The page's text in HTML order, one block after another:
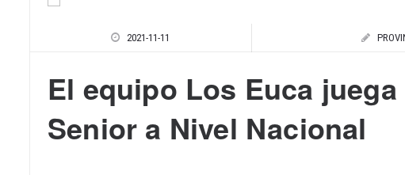
2021-11-11
El equipo Los Euca
Senior a Nivel Nacional